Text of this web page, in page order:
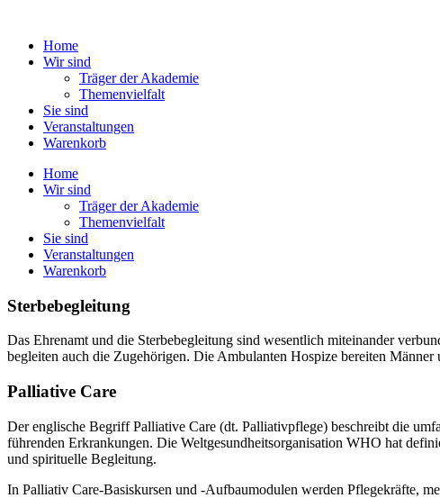
springenHome
Wir sind
Träger der Akademie
Themenvielfalt
Sie sind
Veranstaltungen
Warenkorb
Home
Wir sind
Träger der Akademie
Themenvielfalt
Sie sind
Veranstaltungen
Warenkorb
Sterbebegleitung
Das Ehrenamt und die Sterbebegleitung sind wesentlich miteinander
begleiten auch die Zugehörigen. Die Ambulanten Hospize bereiten
Palliative Care
Der englische Begriff Palliative Care (dt. Palliativpflege) beschreibt die
führenden Erkrankungen. Die Weltgesundheitsorganisation WHO hat
und spirituelle Begleitung.
In Palliativ Care-Basiskursen und -Aufbaumodulen werden Pflegekräfte,